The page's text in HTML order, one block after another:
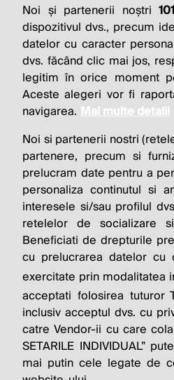
© 2026 Profit.ro.
Noi și partenerii noștri
dispozitivul dvs., precum
datelor cu caracter
dvs. făcând clic mai jos,
legitim în orice moment
Aceste alegeri vor fi
navigarea. Mai multe detalii
Noi si partenerii nostri
partenere, precum si
prelucram date pentru a
personaliza continutul si
interesele si/sau profilul
retelelor de socializare
Beneficiati de drepturile
cu prelucrarea datelor cu
exercitate prin modalitatea
acceptati folosirea tuturor
inclusiv acceptul dvs. cu
catre Vendor-ii cu care
SETARILE INDIVIDUAL”
mai putin cele legate de